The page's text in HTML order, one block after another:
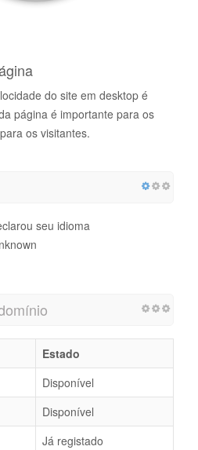
do site em desktop é
página é importante para os
os visitantes.
seu idioma
Estado
Disponível
Disponível
Já registado